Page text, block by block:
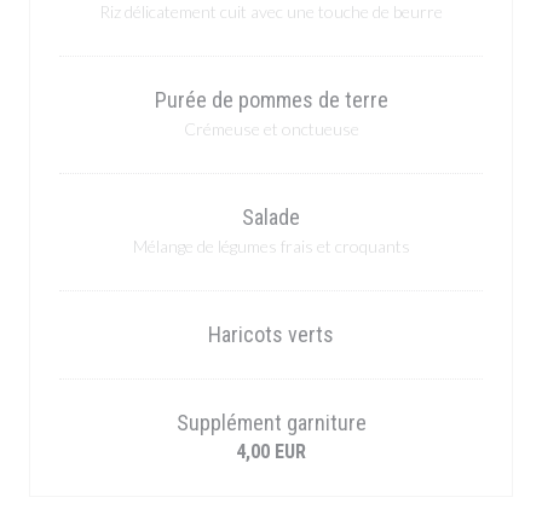
Riz délicatement cuit avec une touche de beurre
Purée de pommes de terre
Crémeuse et onctueuse
Salade
Mélange de légumes frais et croquants
Haricots verts
Supplément garniture
4,00 EUR